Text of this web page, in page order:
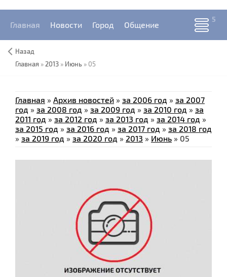
Главная Новости Город Общение
Назад
Главная » 2013 » Июнь » 05
Главная » Архив новостей » за 2006 год » за 2007
год » за 2008 год » за 2009 год » за 2010 год » за
2011 год » за 2012 год » за 2013 год » за 2014 год »
за 2015 год » за 2016 год » за 2017 год » за 2018 год
» за 2019 год » за 2020 год » 2013 » Июнь » 05